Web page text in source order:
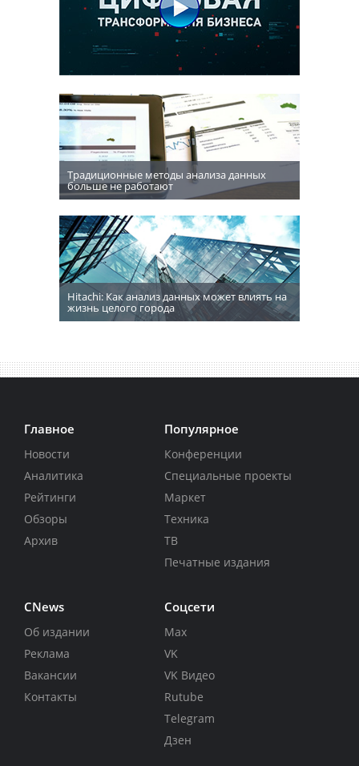
Традиционные методы анализа данных
больше не работают
Hitachi: Как анализ данных может влиять на
жизнь целого города
Главное
Новости
Аналитика
Рейтинги
Обзоры
Архив
Популярное
Конференции
Специальные проекты
Маркет
Техника
ТВ
Печатные издания
CNews
Об издании
Реклама
Вакансии
Контакты
Соцсети
Max
VK
VK Видео
Rutube
Telegram
Дзен